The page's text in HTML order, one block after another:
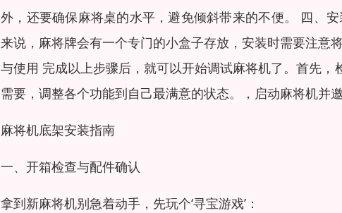
外，还要确保麻将桌的水平，避免倾斜带来的不便。 四、
来说，麻将牌会有一个专门的小盒子存放，安装时需要注意
与使用 完成以上步骤后，就可以开始调试麻将机了。首先
需要，调整各个功能到自己最满意的状态。，启动麻将机并
麻将机底架安装指南
一、开箱检查与配件确认
拿到新麻将机别急着动手，先玩个‘寻宝游戏’：